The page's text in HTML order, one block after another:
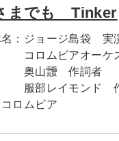
までも Tinker
： ジョージ島袋 実
コロムビアオー
奥山靉 作詞者
服部レイモンド
コロムビア